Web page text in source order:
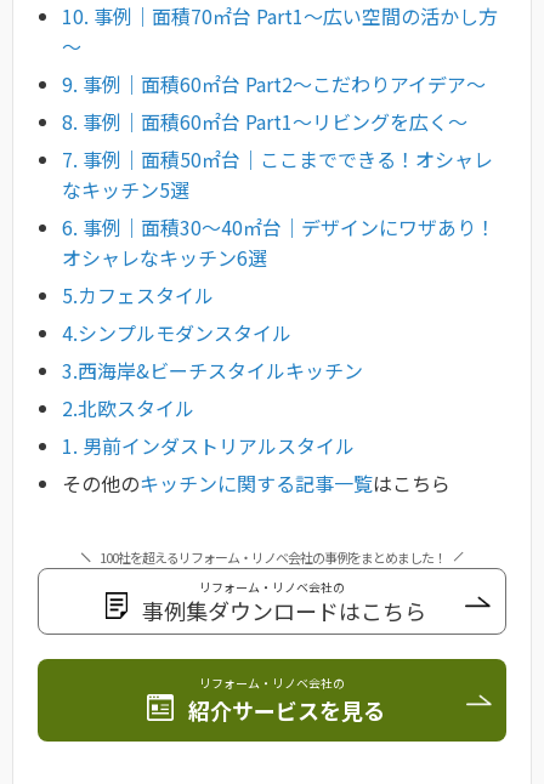
10. 事例｜面積70㎡台 Part1～広い空間の活かし方
～
9. 事例｜面積60㎡台 Part2～こだわりアイデア～
8. 事例｜面積60㎡台 Part1～リビングを広く～
7. 事例｜面積50㎡台｜ここまでできる！オシャレ
なキッチン5選
6. 事例｜面積30～40㎡台｜デザインにワザあり！
オシャレなキッチン6選
5.カフェスタイル
4.シンプルモダンスタイル
3.西海岸&ビーチスタイルキッチン
2.北欧スタイル
1. 男前インダストリアルスタイル
その他のキッチンに関する記事一覧はこちら
100社を超えるリフォーム・リノベ会社の事例をまとめました！
リフォーム・リノベ会社の
事例集ダウンロードはこちら
リフォーム・リノベ会社の
紹介サービスを見る